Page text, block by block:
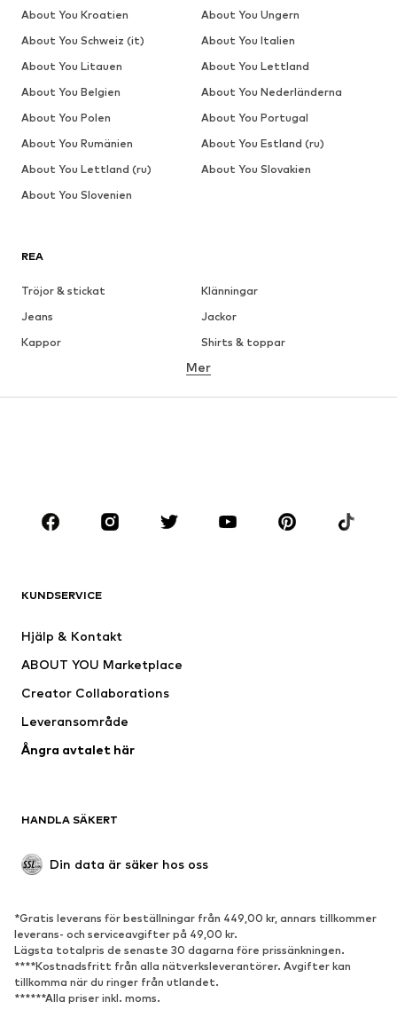
REA
Tröjor & stickat
Klänningar
Jeans
Jackor
Kappor
Shirts & toppar
Underkläder
Premium
Nytt
Underkläder
Kappor
Badkläder
Upcycling
Populärt
Sneakers
Stövletter
Pumps & högklackade skor
Stövlar
Sandaler
Mer
KUNDSERVICE
Hjälp & Kontakt
ABOUT YOU Marketplace
Creator Collaborations
Leveransområde
Ångra avtalet här
HANDLA SÄKERT
Din data är säker hos oss
*Gratis leverans för beställningar från 449,00 kr, annars tillkommer
leverans- och serviceavgifter på 49,00 kr.
Lägsta totalpris de senaste 30 dagarna före prissänkningen.
****Kostnadsfritt från alla nätverksleverantörer. Avgifter kan
tillkomma när du ringer från utlandet.
******Alla priser inkl. moms.
About You Kroatien
About You Ungern
About You Schweiz (it)
About You Italien
About You Litauen
About You Lettland
About You Belgien
About You Nederländerna
About You Polen
About You Portugal
About You Rumänien
About You Estland (ru)
About You Lettland (ru)
About You Slovakien
About You Slovenien